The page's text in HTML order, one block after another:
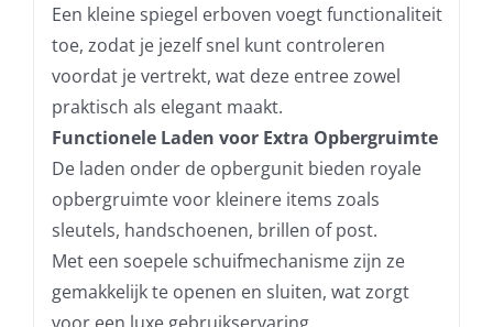
Een kleine spiegel erboven voegt functionaliteit
toe, zodat je jezelf snel kunt controleren
voordat je vertrekt, wat deze entree zowel
praktisch als elegant maakt.
Functionele Laden voor Extra Opbergruimte
De laden onder de opbergunit bieden royale
opbergruimte voor kleinere items zoals
sleutels, handschoenen, brillen of post.
Met een soepele schuifmechanisme zijn ze
gemakkelijk te openen en sluiten, wat zorgt